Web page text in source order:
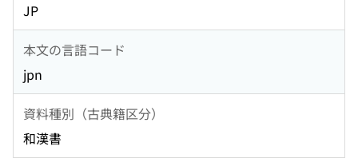
JP
本文の言語コード
jpn
資料種別（古典籍区分）
和漢書